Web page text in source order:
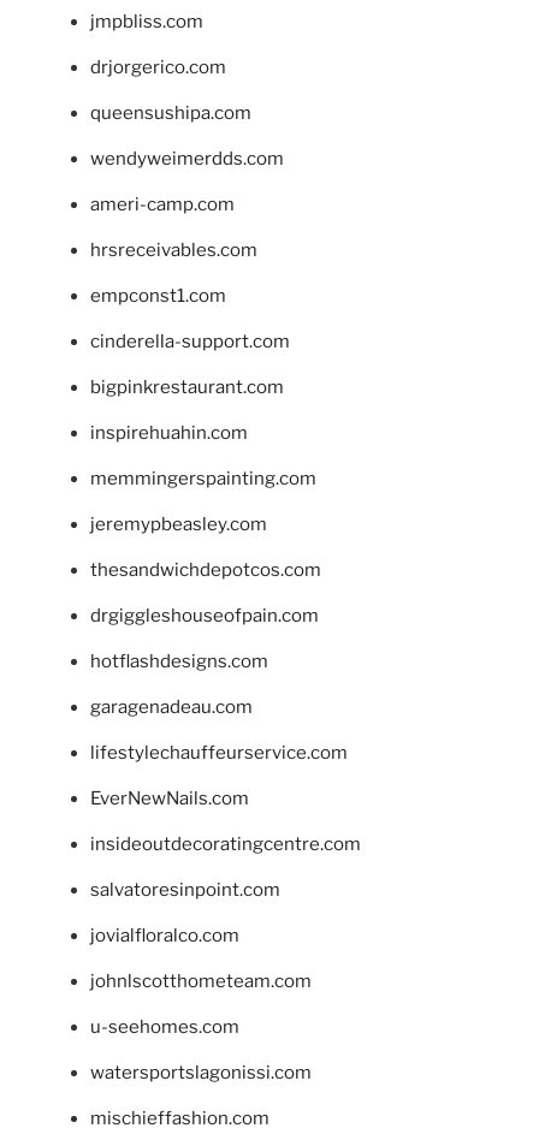
jmpbliss.com
drjorgerico.com
queensushipa.com
wendyweimerdds.com
ameri-camp.com
hrsreceivables.com
empconst1.com
cinderella-support.com
bigpinkrestaurant.com
inspirehuahin.com
memmingerspainting.com
jeremypbeasley.com
thesandwichdepotcos.com
drgiggleshouseofpain.com
hotflashdesigns.com
garagenadeau.com
lifestylechauffeurservice.com
EverNewNails.com
insideoutdecoratingcentre.com
salvatoresinpoint.com
jovialfloralco.com
johnlscotthometeam.com
u-seehomes.com
watersportslagonissi.com
mischieffashion.com